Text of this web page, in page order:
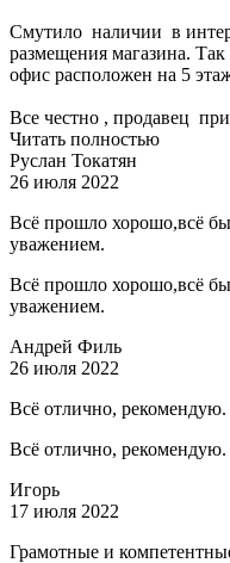
Смутило наличии в
размещения магазина.
офис расположен на 5
Все честно , продавец
Читать полностью
Руслан Токатян
26 июля 2022
Всё прошло хорошо,всё
уважением.
Всё прошло хорошо,всё
уважением.
Андрей Филь
26 июля 2022
Всё отлично, рекомендую.
Всё отлично, рекомендую.
Игорь
17 июля 2022
Грамотные и